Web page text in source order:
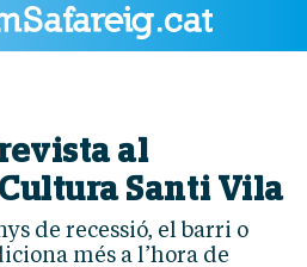
CULTURA
SOCIETAT
ESPORTS
al
Santi Vila
de recessió, el barri o
més a l’hora de